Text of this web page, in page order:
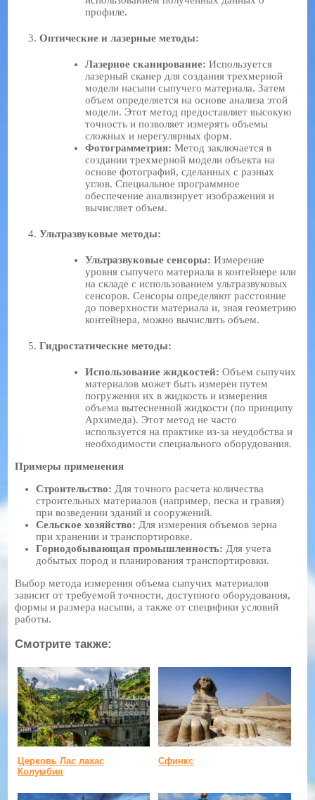
профиле.
Оптические и лазерные методы:
Лазерное сканирование: Используется
лазерный сканер для создания трехмерной
модели насыпи сыпучего материала. Затем
объем определяется на основе анализа этой
модели. Этот метод предоставляет высокую
точность и позволяет измерять объемы
сложных и нерегулярных форм.
Фотограмметрия: Метод заключается в
создании трехмерной модели объекта на
основе фотографий, сделанных с разных
углов. Специальное программное
обеспечение анализирует изображения и
вычисляет объем.
Ультразвуковые методы:
Ультразвуковые сенсоры: Измерение
уровня сыпучего материала в контейнере или
на складе с использованием ультразвуковых
сенсоров. Сенсоры определяют расстояние
до поверхности материала и, зная геометрию
контейнера, можно вычислить объем.
Гидростатические методы:
Использование жидкостей: Объем сыпучих
материалов может быть измерен путем
погружения их в жидкость и измерения
объема вытесненной жидкости (по принципу
Архимеда). Этот метод не часто
используется на практике из-за неудобства и
необходимости специального оборудования.
Примеры применения
Строительство: Для точного расчета количества
строительных материалов (например, песка и гравия)
при возведении зданий и сооружений.
Сельское хозяйство: Для измерения объемов зерна
при хранении и транспортировке.
Горнодобывающая промышленность: Для учета
добытых пород и планирования транспортировки.
Выбор метода измерения объема сыпучих материалов
зависит от требуемой точности, доступного оборудования,
формы и размера насыпи, а также от специфики условий
работы.
Смотрите также:
Церковь Лас лахас
Колумбия
Сфинкс